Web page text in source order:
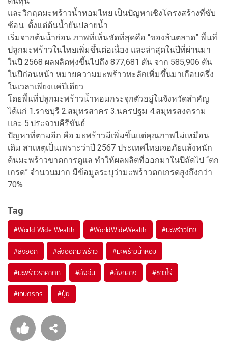
และวิกฤตมะพร้าวน้ำหอมไทย เป็นปัญหาเชิงโครงสร้างที่ซับ
ซ้อน ตั้งแต่ต้นน้ำยันปลายน้ำ
เริ่มจากต้นน้ำก่อน ภาพที่เห็นชัดที่สุดคือ “ของล้นตลาด” พื้นที่
ปลูกมะพร้าวในไทยเพิ่มขึ้นต่อเนื่อง และล่าสุดในปีที่ผ่านมา
ในปี 2568 ผลผลิตพุ่งขึ้นไปถึง 877,681 ตัน จาก 585,906 ตัน
ในปีก่อนหน้า หมายความมะพร้าวทะลักเพิ่มขึ้นมาเกือบครึ่ง
ในเวลาเพียงแค่ปีเดียว
โดยพื้นที่ปลูกมะพร้าวน้ำหอมกระจุกตัวอยู่ในจังหวัดสำคัญ
ได้แก่ 1.ราชบุรี 2.สมุทรสาคร 3.นครปฐม 4.สมุทรสงคราม
และ 5.ประจวบคีรีขันธ์
ปัญหาที่ตามอีก คือ มะพร้าวมีเพิ่มขึ้นแต่คุณภาพไม่เหมือน
เดิม สาเหตุเป็นเพราะว่าปี 2567 ประเทศไทยเจอภัยแล้งหนัก
ต้นมะพร้าวขาดการดูแล ทำให้ผลผลิตที่ออกมาในปีถัดไป “ตก
เกรด” จำนวนมาก มีข้อมูลระบุว่ามะพร้าวตกเกรดสูงถึงกว่า
70%
Tag
#World Wide Wealth #WorldWideWealth #มะพร้าวไทย
#ส่งออก #ส่งออกมะพร้าว #มะพร้าวน้ำหอม
#มะพร้าวราคาตก #ล้งจีน #ล้งกลาง #ชาวไร่
#เกษตรกร #ปุ๋ย